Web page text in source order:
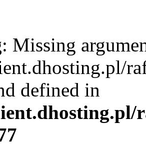
: Missing
defined in